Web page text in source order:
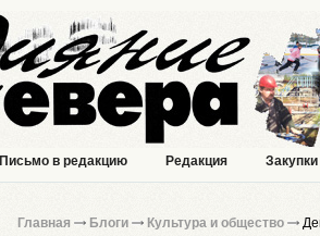
Письмо в редакцию Редакция Закупки
Главная Блоги Культура и общество